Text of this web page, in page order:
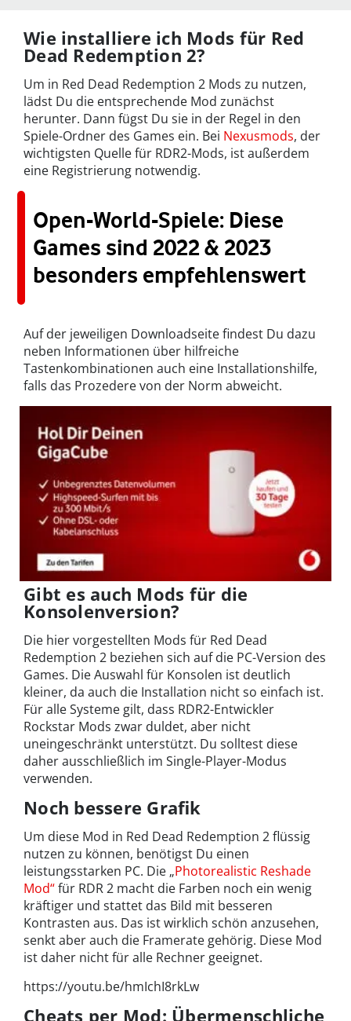
Wie installiere ich Mods für Red
Dead Redemption 2?
Um in Red Dead Redemption 2 Mods zu nutzen,
lädst Du die entsprechende Mod zunächst
herunter. Dann fügst Du sie in der Regel in den
Spiele-Ordner des Games ein. Bei Nexusmods, der
wichtigsten Quelle für RDR2-Mods, ist außerdem
eine Registrierung notwendig.
Open-World-Spiele: Diese
Games sind 2022 & 2023
besonders empfehlenswert
Auf der jeweiligen Downloadseite findest Du dazu
neben Informationen über hilfreiche
Tastenkombinationen auch eine Installationshilfe,
falls das Prozedere von der Norm abweicht.
Gibt es auch Mods für die
Konsolenversion?
Die hier vorgestellten Mods für Red Dead
Redemption 2 beziehen sich auf die PC-Version des
Games. Die Auswahl für Konsolen ist deutlich
kleiner, da auch die Installation nicht so einfach ist.
Für alle Systeme gilt, dass RDR2-Entwickler
Rockstar Mods zwar duldet, aber nicht
uneingeschränkt unterstützt. Du solltest diese
daher ausschließlich im Single-Player-Modus
verwenden.
Noch bessere Grafik
Um diese Mod in Red Dead Redemption 2 flüssig
nutzen zu können, benötigst Du einen
leistungsstarken PC. Die „Photorealistic Reshade
Mod“für RDR 2 macht die Farben noch ein wenig
kräftiger und stattet das Bild mit besseren
Kontrasten aus. Das ist wirklich schön anzusehen,
senkt aber auch die Framerate gehörig. Diese Mod
ist daher nicht für alle Rechner geeignet.
https://youtu.be/hmIchI8rkLw
Cheats per Mod: Übermenschliche